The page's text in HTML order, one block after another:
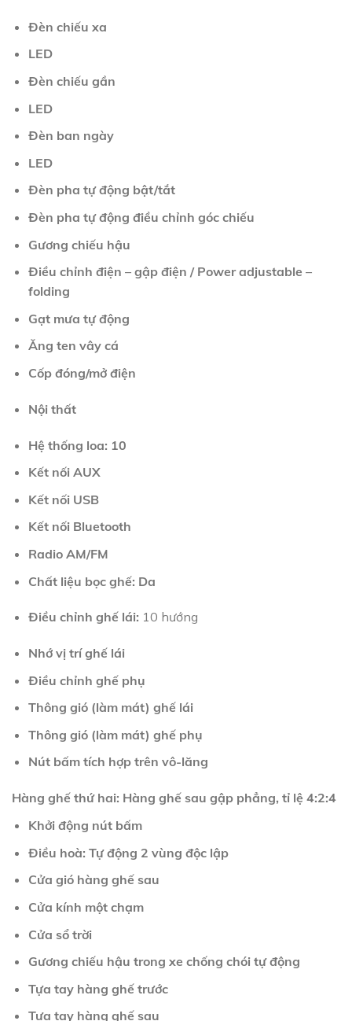
Đèn chiếu xa
LED
Đèn chiếu gần
LED
Đèn ban ngày
LED
Đèn pha tự động bật/tắt
Đèn pha tự động điều chỉnh góc chiếu
Gương chiếu hậu
Điều chỉnh điện – gập điện / Power adjustable –
folding
Gạt mưa tự động
Ăng ten vây cá
Cốp đóng/mở điện
Nội thất
Hệ thống loa: 10
Kết nối AUX
Kết nối USB
Kết nối Bluetooth
Radio AM/FM
Chất liệu bọc ghế: Da
Điều chỉnh ghế lái: 10 hướng
Nhớ vị trí ghế lái
Điều chỉnh ghế phụ
Thông gió (làm mát) ghế lái
Thông gió (làm mát) ghế phụ
Nút bấm tích hợp trên vô-lăng
Hàng ghế thứ hai: Hàng ghế sau gập phẳng, tỉ lệ 4:2:4
Khởi động nút bấm
Điều hoà: Tự động 2 vùng độc lập
Cửa gió hàng ghế sau
Cửa kính một chạm
Cửa sổ trời
Gương chiếu hậu trong xe chống chói tự động
Tựa tay hàng ghế trước
Tựa tay hàng ghế sau